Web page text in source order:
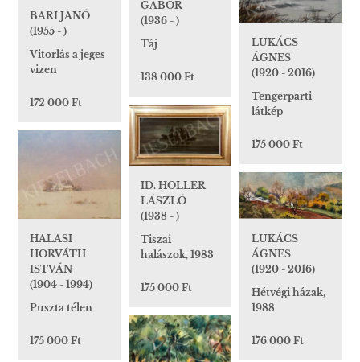
GÁBOR
(1936 - )
Táj
138 000 Ft
BARI JANÓ
(1955 - )
Vitorlás a jeges
vizen
172 000 Ft
LUKÁCS
ÁGNES
(1920 - 2016)
Tengerparti
látkép
175 000 Ft
ID. HOLLER
LÁSZLÓ
(1938 - )
Tiszai
halászok, 1983
175 000 Ft
HALASI
HORVÁTH
ISTVÁN
(1904 - 1994)
Puszta télen
175 000 Ft
LUKÁCS
ÁGNES
(1920 - 2016)
Hétvégi házak,
1988
176 000 Ft